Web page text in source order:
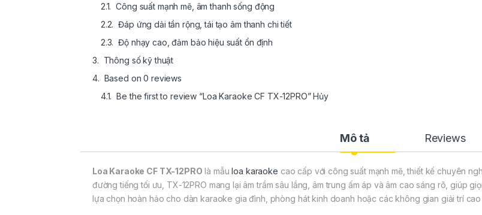
Công suất mạnh mẽ, âm thanh sống động
Đáp ứng dải tần rộng, tái tạo âm thanh chi tiết
Độ nhạy cao, đảm bảo hiệu suất ổn định
Thông số kỹ thuật
Based on 0 reviews
Be the first to review “Loa Karaoke CF TX-12PRO” Hủy
Mô tả Reviews
Loa Karaoke CF TX-12PRO là mẫuloa karaoke cao cấp với công suất mạnh mẽ, thiết kế chuyên
đường tiếng tối ưu, TX-12PRO mang lại âm trầm sâu lắng, âm trung ấm áp và âm cao sáng rõ, giúp
lựa chọn hoàn hảo cho dàn karaoke gia đình, phòng hát kinh doanh hoặc các không gian giải trí